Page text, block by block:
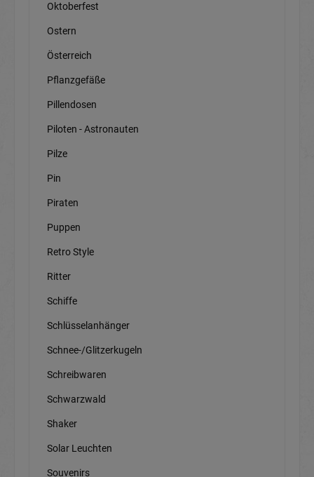
Oktoberfest
Ostern
Österreich
Pflanzgefäße
Pillendosen
Piloten - Astronauten
Pilze
Pin
Piraten
Puppen
Retro Style
Ritter
Schiffe
Schlüsselanhänger
Schnee-/Glitzerkugeln
Schreibwaren
Schwarzwald
Shaker
Solar Leuchten
Souvenirs